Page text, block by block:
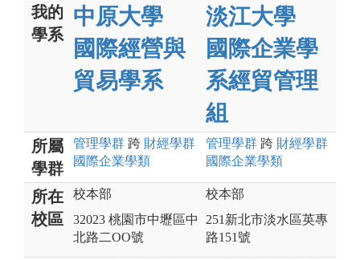
我的
學系
中原大學
國際經營與
貿易學系
淡江大學
國際企業學
系經貿管理
組
所屬
學群
管理學群 跨 財經學群
國際企業學類
管理學群 跨 財經學群
國際企業學類
所在
校區
校本部
32023 桃園市中壢區中
北路二OO號
校本部
251新北市淡水區英專
路151號